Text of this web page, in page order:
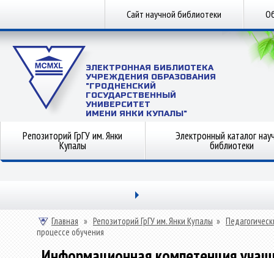
Сайт научной библиотеки
ЭЛЕКТРОННАЯ БИБЛИОТЕКА
УЧРЕЖДЕНИЯ ОБРАЗОВАНИЯ
"ГРОДНЕНСКИЙ
ГОСУДАРСТВЕННЫЙ
УНИВЕРСИТЕТ
ИМЕНИ ЯНКИ КУПАЛЫ"
Репозиторий ГрГУ им. Янки
Купалы
Электронный каталог
библиотеки
Главная » Репозиторий ГрГУ им. Янки Купалы »
процессе обучения